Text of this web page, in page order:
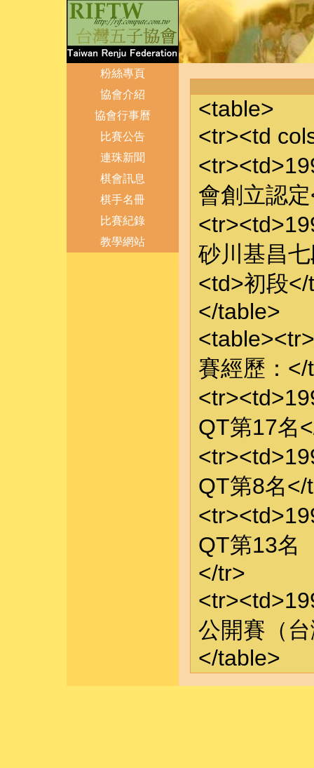
粉絲專頁
協會介紹
協會行事曆
比賽公告
連珠新聞
棋會訊息
棋手名冊
比賽紀錄
教學網站
<table>
<tr><td
會創立認
砂川基昌
<td>初段
</table>
賽經歷：
QT第17名
QT第8名</
QT第13名
</tr>
公開賽（
</table>